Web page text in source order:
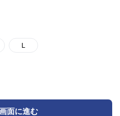
L
面に進む